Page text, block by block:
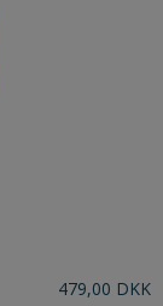
479,00 DKK